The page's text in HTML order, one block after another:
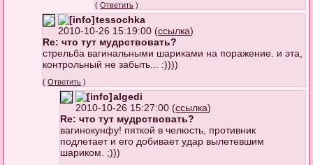
(Ответить )
tessochka
2010-10-26 15:19:00 (ссылка)
Re: что тут мудрствовать?
стрельба вагинальными шариками на поражение. и эта,
контрольный не забыть... :))))
(Ответить )
algedi
2010-10-26 15:27:00 (ссылка)
Re: что тут мудрствовать?
вагинокунфу! пяткой в челюсть, противник
подлетает и его добивает удар вылетевшим
шариком. ;)))